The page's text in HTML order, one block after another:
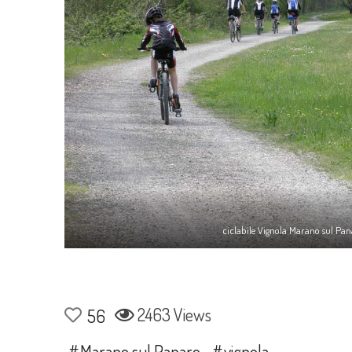
ciclabile Vignola Marano sul
56
2463 Views